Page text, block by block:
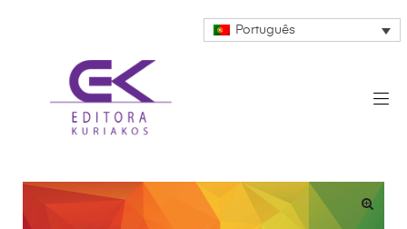
Português